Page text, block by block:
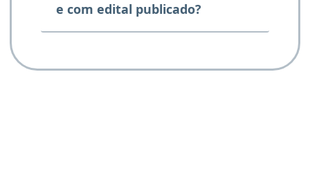
e com edital publicado?